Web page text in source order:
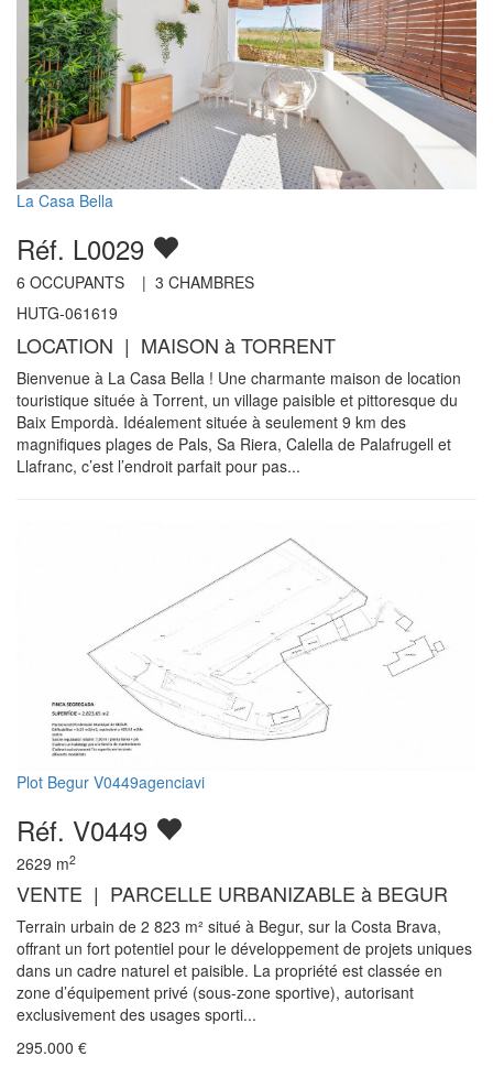
La Casa Bella
Réf. L0029
6 OCCUPANTS | 3 CHAMBRES
HUTG-061619
LOCATION | MAISON à TORRENT
Bienvenue à La Casa Bella ! Une charmante maison de location
touristique située à Torrent, un village paisible et pittoresque du
Baix Empordà. Idéalement située à seulement 9 km des
magnifiques plages de Pals, Sa Riera, Calella de Palafrugell et
Llafranc, c’est l’endroit parfait pour pas...
Plot Begur V0449agenciavi
Réf. V0449
2629 m2
VENTE | PARCELLE URBANIZABLE à BEGUR
Terrain urbain de 2 823 m² situé à Begur, sur la Costa Brava,
offrant un fort potentiel pour le développement de projets uniques
dans un cadre naturel et paisible. La propriété est classée en
zone d’équipement privé (sous-zone sportive), autorisant
exclusivement des usages sporti...
295.000 €